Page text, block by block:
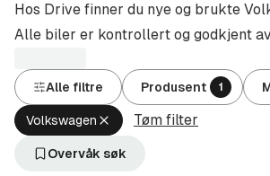
Hos Drive finner du nye og brukte
Alle biler er kontrollert og godkjent
Alle filtre Produsent 1
Volkswagen Fjern
aktivt
filter
Tøm filter
Overvåk søk